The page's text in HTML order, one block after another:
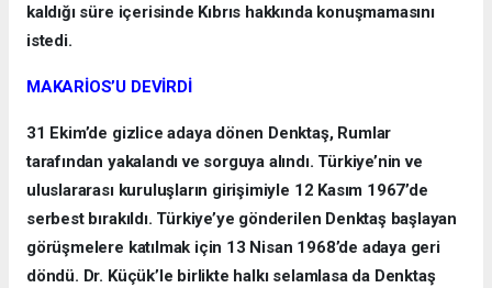
kaldığı süre içerisinde Kıbrıs hakkında konuşmamasını
istedi.
MAKARİOS’U DEVİRDİ
31 Ekim’de gizlice adaya dönen Denktaş, Rumlar
tarafından yakalandı ve sorguya alındı. Türkiye’nin ve
uluslararası kuruluşların girişimiyle 12 Kasım 1967’de
serbest bırakıldı. Türkiye’ye gönderilen Denktaş başlayan
görüşmelere katılmak için 13 Nisan 1968’de adaya geri
döndü. Dr. Küçük’le birlikte halkı selamlasa da Denktaş